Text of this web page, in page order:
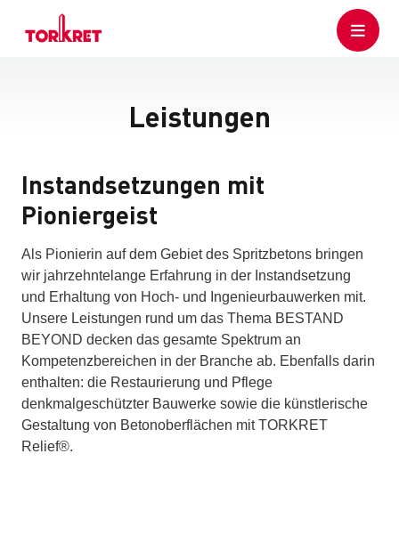
Leistungen
Instandsetzungen mit
Pioniergeist
Als Pionierin auf dem Gebiet des Spritzbetons bringen
wir jahrzehntelange Erfahrung in der Instandsetzung
und Erhaltung von Hoch- und Ingenieurbauwerken mit.
Unsere Leistungen rund um das Thema BESTAND
BEYOND decken das gesamte Spektrum an
Kompetenzbereichen in der Branche ab. Ebenfalls darin
enthalten: die Restaurierung und Pflege
denkmalgeschützter Bauwerke sowie die künstlerische
Gestaltung von Betonoberflächen mit TORKRET
Relief®.